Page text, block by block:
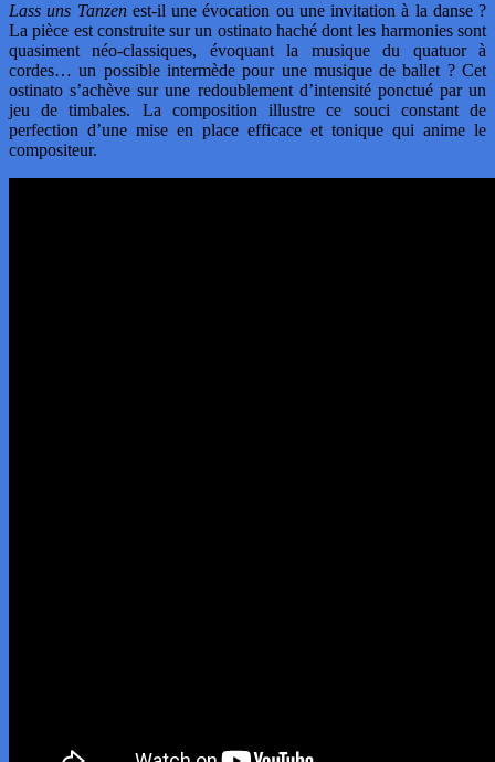
Lass uns Tanzenest-il une évocation ou une invitation à la danse ?
La pièce est construite sur un ostinato haché dont les harmonies sont
quasiment néo-classiques, évoquant la musique du quatuor à
cordes… un possible intermède pour une musique de ballet ? Cet
ostinato s’achève sur une redoublement d’intensité ponctué par un
jeu de timbales. La composition illustre ce souci constant de
perfection d’une mise en place efficace et tonique qui anime le
compositeur.